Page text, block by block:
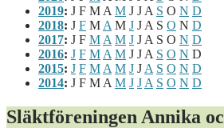
2019: J F M A M J J A S O N D
2018: J F M A M J J A S O N D
2017: J F M A M J J A S O N D
2016: J F M A M J J A S O N D
2015: J F M A M J J A S O N D
2014: J F M A M J J A S O N D
Släktföreningen Annika